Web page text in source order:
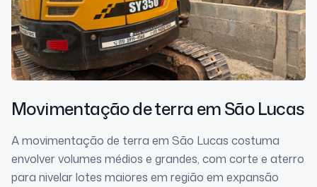
Movimentação de terra em São Lucas
A movimentação de terra em São Lucas costuma
envolver volumes médios e grandes, com corte e aterro
para nivelar lotes maiores em região em expansão